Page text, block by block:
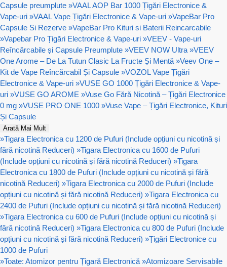
Capsule preumplute »VAAL AOP Bar 1000 Țigări Electronice &
Vape-uri »VAAL Vape Țigări Electronice & Vape-uri »VapeBar Pro
Capsule Si Rezerve »VapeBar Pro Kituri si Baterii Reincarcabile
»Vapebar Pro Țigări Electronice & Vape-uri »VEEV - Vape-uri
Reîncărcabile și Capsule Preumplute »VEEV NOW Ultra »VEEV
One Arome – De La Tutun Clasic La Fructe Și Mentă »Veev One –
Kit de Vape Reîncărcabil Și Capsule »VOZOL Vape Țigări
Electronice & Vape-uri »VUSE GO 1000 Țigări Electronice & Vape-
uri »VUSE GO AROME »Vuse Go Fără Nicotină – Țigări Electronice
0 mg »VUSE PRO ONE 1000 »Vuse Vape – Țigări Electronice, Kituri
Și Capsule
Arată Mai Mult
»Tigara Electronica cu 1200 de Pufuri (Include opțiuni cu nicotină și
fără nicotină Reduceri) »Tigara Electronica cu 1600 de Pufuri
(Include opțiuni cu nicotină și fără nicotină Reduceri) »Tigara
Electronica cu 1800 de Pufuri (Include opțiuni cu nicotină și fără
nicotină Reduceri) »Tigara Electronica cu 2000 de Pufuri (Include
opțiuni cu nicotină și fără nicotină Reduceri) »Tigara Electronica cu
2400 de Pufuri (Include opțiuni cu nicotină și fără nicotină Reduceri)
»Tigara Electronica cu 600 de Pufuri (Include opțiuni cu nicotină și
fără nicotină Reduceri) »Tigara Electronica cu 800 de Pufuri (Include
opțiuni cu nicotină și fără nicotină Reduceri) »Țigări Electronice cu
1000 de Pufuri
»Toate: Atomizor pentru Țigară Electronică »Atomizoare Servisabile